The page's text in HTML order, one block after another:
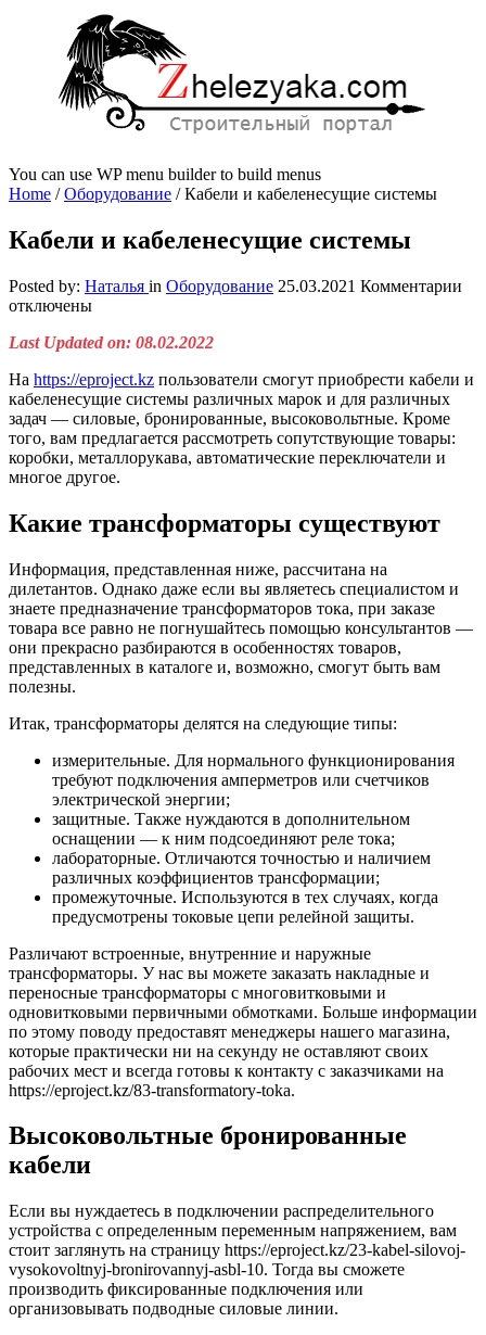
You can use WP menu builder to build menus
Home /Оборудование /Кабели и кабеленесущие системы
Кабели и кабеленесущие системы
Posted by: Наталья in Оборудование 25.03.2021 Комментарии
отключены
Last Updated on: 08.02.2022
На https://eproject.kz пользователи смогут приобрести кабели и
кабеленесущие системы различных марок и для различных
задач — силовые, бронированные, высоковольтные. Кроме
того, вам предлагается рассмотреть сопутствующие товары:
коробки, металлорукава, автоматические переключатели и
многое другое.
Какие трансформаторы существуют
Информация, представленная ниже, рассчитана на
дилетантов. Однако даже если вы являетесь специалистом и
знаете предназначение трансформаторов тока, при заказе
товара все равно не погнушайтесь помощью консультантов —
они прекрасно разбираются в особенностях товаров,
представленных в каталоге и, возможно, смогут быть вам
полезны.
Итак, трансформаторы делятся на следующие типы:
измерительные. Для нормального функционирования
требуют подключения амперметров или счетчиков
электрической энергии;
защитные. Также нуждаются в дополнительном
оснащении — к ним подсоединяют реле тока;
лабораторные. Отличаются точностью и наличием
различных коэффициентов трансформации;
промежуточные. Используются в тех случаях, когда
предусмотрены токовые цепи релейной защиты.
Различают встроенные, внутренние и наружные
трансформаторы. У нас вы можете заказать накладные и
переносные трансформаторы с многовитковыми и
одновитковыми первичными обмотками. Больше информации
по этому поводу предоставят менеджеры нашего магазина,
которые практически ни на секунду не оставляют своих
рабочих мест и всегда готовы к контакту с заказчиками на
https://eproject.kz/83-transformatory-toka.
Высоковольтные бронированные
кабели
Если вы нуждаетесь в подключении распределительного
устройства с определенным переменным напряжением, вам
стоит заглянуть на страницу https://eproject.kz/23-kabel-silovoj-
vysokovoltnyj-bronirovannyj-asbl-10. Тогда вы сможете
производить фиксированные подключения или
организовывать подводные силовые линии.